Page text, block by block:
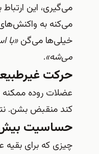
می‌گیری، این ارتباط
می‌کنه به واکنش‌های
خیلی‌ها می‌گن «با
می‌شه».
حرکت غیرطبیعی
عضلات روده ممکنه
کند منقبض بشن. نتیجه؟
حساسیت
چیزی که برای بقیه عادیه،